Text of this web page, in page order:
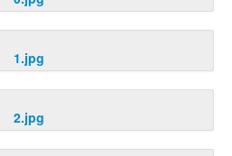
1.jpg
2.jpg